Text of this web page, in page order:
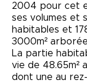
2004 pour cet
ses volumes et
habitables et
3000m²
La partie
vie de 48.65m²
dont une au